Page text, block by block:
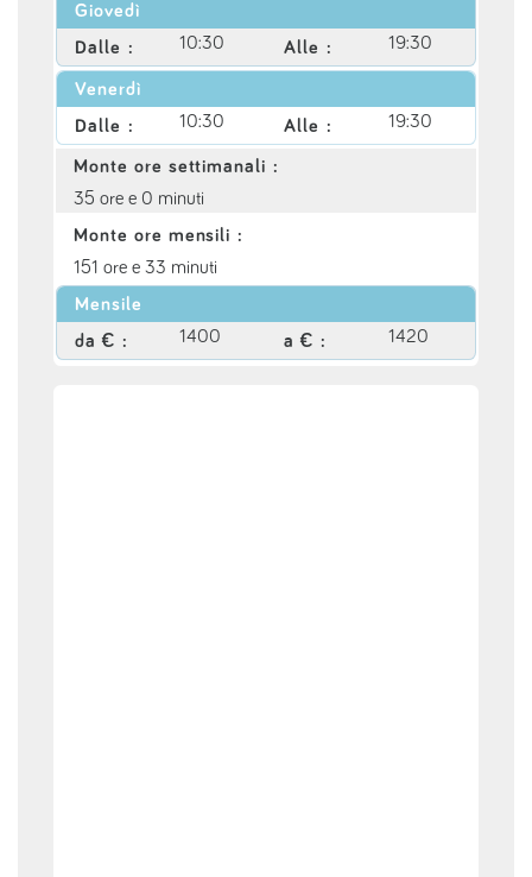
Giovedì
Dalle :
10:30 Alle : 19:30
Venerdì
Dalle :
10:30 Alle : 19:30
Monte ore settimanali :
35 ore e 0 minuti
Monte ore mensili :
151 ore e 33 minuti
Mensile
da € :
1400 a € : 1420